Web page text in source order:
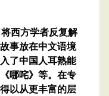
西方学者反复解
事放在中文语境
了中国人耳熟能
哪咤》等。在专
以从更丰富的层